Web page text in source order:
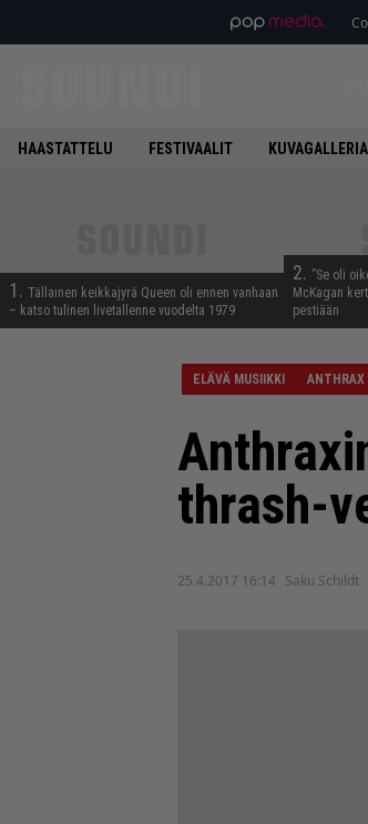
HAASTATTELU FESTIVAALIT KUVAGALLERIA
1. Tällainen keikkajyrä Queen oli ennen vanhaan
– katso tulinen livetallenne vuodelta 1979
2. ”Se oli
McKagan
pestiään
ELÄVÄ MUSIIKKI ANTHRAX
thrash-
25.4.2017 16:14 Saku Schildt